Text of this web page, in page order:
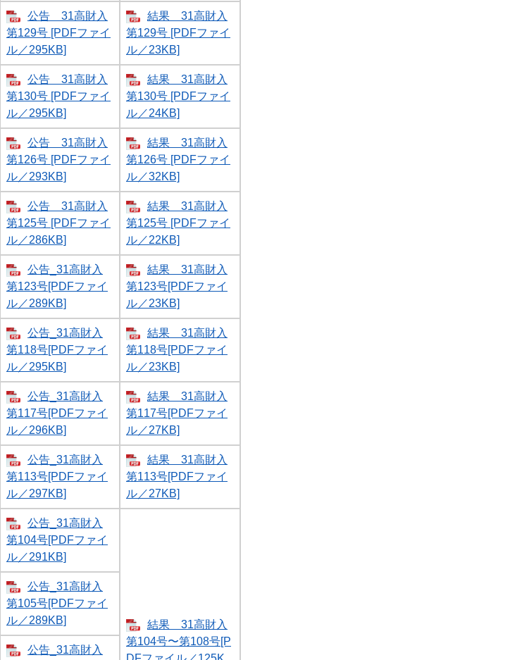
公告 31高財入
第129号 [PDFファイ
ル／295KB]
結果 31高財入
第129号 [PDFファイ
ル／23KB]
公告 31高財入
第130号 [PDFファイ
ル／295KB]
結果 31高財入
第130号 [PDFファイ
ル／24KB]
公告 31高財入
第126号 [PDFファイ
ル／293KB]
結果 31高財入
第126号 [PDFファイ
ル／32KB]
公告 31高財入
第125号 [PDFファイ
ル／286KB]
結果 31高財入
第125号 [PDFファイ
ル／22KB]
公告_31高財入
第123号[PDFファイ
ル／289KB]
結果 31高財入
第123号[PDFファイ
ル／23KB]
公告_31高財入
第118号[PDFファイ
ル／295KB]
結果 31高財入
第118号[PDFファイ
ル／23KB]
公告_31高財入
第117号[PDFファイ
ル／296KB]
結果 31高財入
第117号[PDFファイ
ル／27KB]
公告_31高財入
第113号[PDFファイ
ル／297KB]
結果 31高財入
第113号[PDFファイ
ル／27KB]
公告_31高財入
第104号[PDFファイ
ル／291KB]
結果 31高財入
第104号〜第108号[P
公告_31高財入
第105号[PDFファイ
ル／289KB]
公告_31高財入